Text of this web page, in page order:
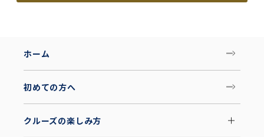
ホーム
初めての方へ
クルーズの楽しみ方